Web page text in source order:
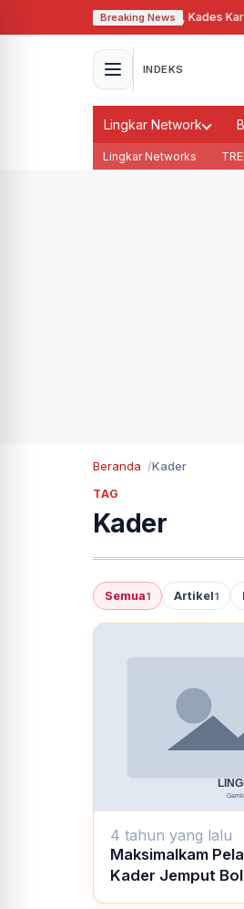
Breaking News
Tanah Bengkok, Kades
INDEKS
Lingkar Network
Lingkar Networks
Beranda Kader
TAG
Kader
Semua1 Artikel1
4 tahun yang lalu
Maksimalkam
Kader Jemput